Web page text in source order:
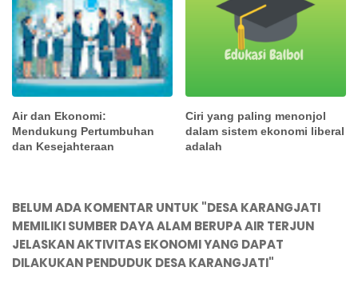
Air dan Ekonomi:
Mendukung Pertumbuhan
dan Kesejahteraan
Ciri yang paling menonjol
dalam sistem ekonomi liberal
adalah
BELUM ADA KOMENTAR UNTUK "DESA KARANGJATI
MEMILIKI SUMBER DAYA ALAM BERUPA AIR TERJUN
JELASKAN AKTIVITAS EKONOMI YANG DAPAT
DILAKUKAN PENDUDUK DESA KARANGJATI"